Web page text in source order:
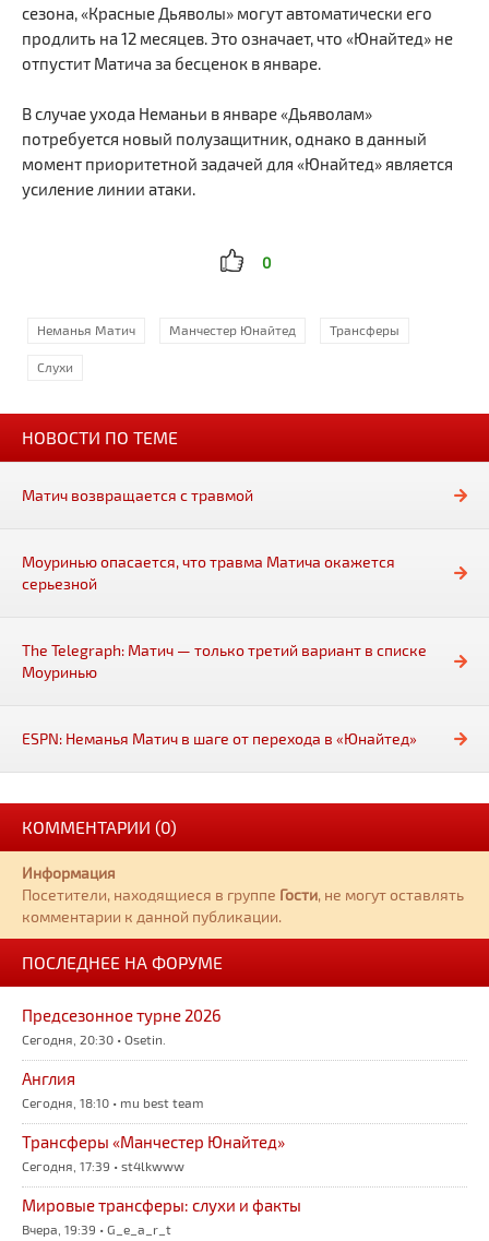
сезона, «Красные Дьяволы» могут автоматически его
продлить на 12 месяцев. Это означает, что «Юнайтед» не
отпустит Матича за бесценок в январе.
В случае ухода Неманьи в январе «Дьяволам»
потребуется новый полузащитник, однако в данный
момент приоритетной задачей для «Юнайтед» является
усиление линии атаки.
0
Неманья Матич Манчестер Юнайтед Трансферы
Слухи
НОВОСТИ ПО ТЕМЕ
Матич возвращается с травмой
Моуринью опасается, что травма Матича окажется
серьезной
The Telegraph: Матич — только третий вариант в списке
Моуринью
ESPN: Неманья Матич в шаге от перехода в «Юнайтед»
КОММЕНТАРИИ (0)
Информация
Посетители, находящиеся в группе Гости, не могут оставлять
комментарии к данной публикации.
ПОСЛЕДНЕЕ НА ФОРУМЕ
Предсезонное турне 2026
Сегодня, 20:30 • Osetin.
Англия
Сегодня, 18:10 • mu best team
Трансферы «Манчестер Юнайтед»
Сегодня, 17:39 • st4lkwww
Мировые трансферы: слухи и факты
Вчера, 19:39 • G_e_a_r_t